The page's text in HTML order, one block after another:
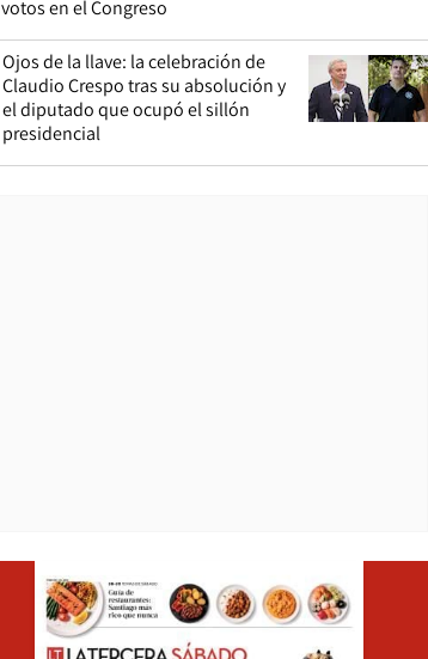
votos en el Congreso
Ojos de la llave: la celebración de
Claudio Crespo tras su absolución y
el diputado que ocupó el sillón
presidencial